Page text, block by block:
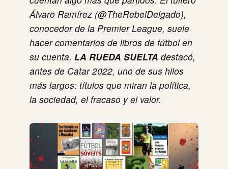
Álvaro Ramírez (@TheRebelDelgado),
conocedor de la Premier League, suele
hacer comentarios de libros de fútbol en
su cuenta.LA RUEDA SUELTA destacó,
antes de Catar 2022, uno de sus hilos
más largos: títulos que miran la política,
la sociedad, el fracaso y el valor.